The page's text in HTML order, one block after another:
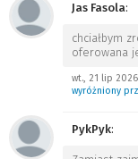
Jas Fasola:
chciałbym
oferowana
wt., 21 lip
wyróżniony
PykPyk: